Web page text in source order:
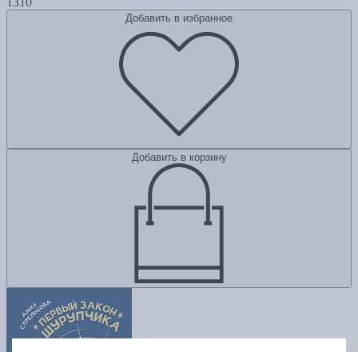
Добавить в избранное
Добавить в корзину